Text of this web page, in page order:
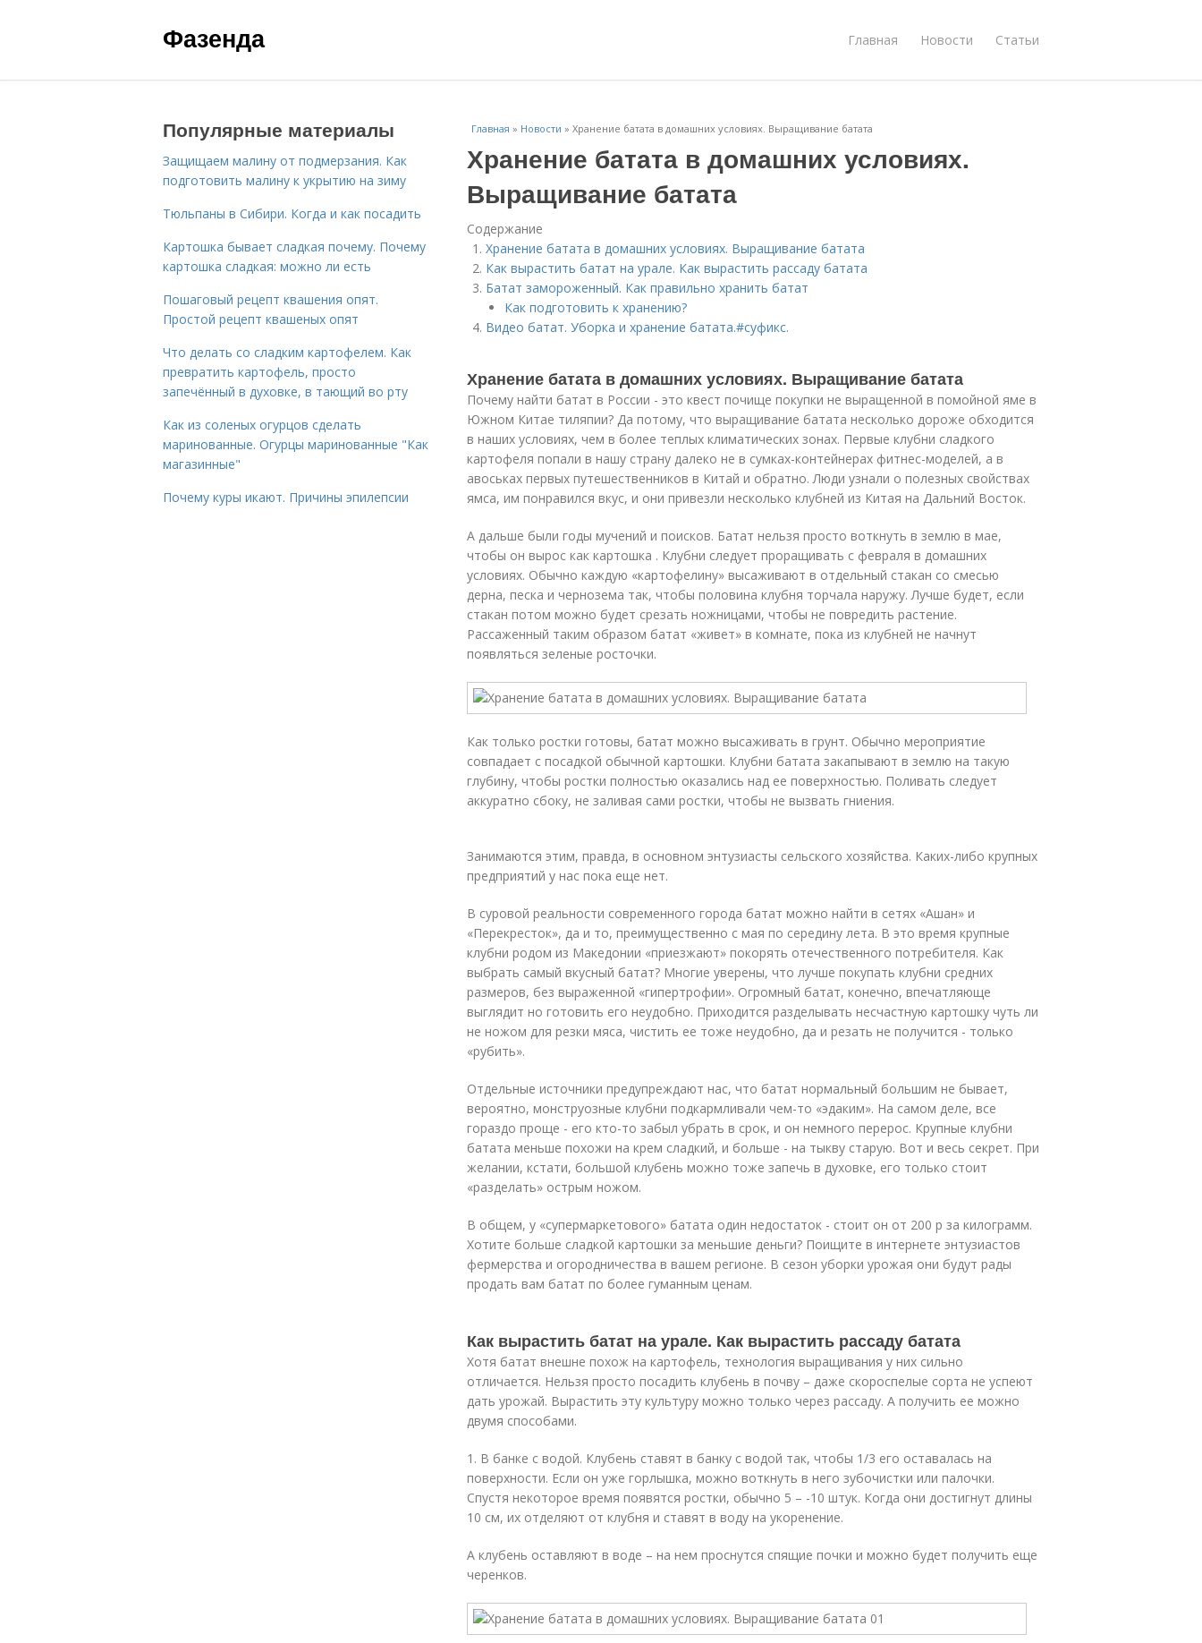
Фазенда Главная Новости Статьи
Главная » Новости » Хранение батата в домашних условиях. Выращивание батата
Хранение батата в домашних условиях.
Выращивание батата
Содержание
Хранение батата в домашних условиях. Выращивание батата
Как вырастить батат на урале. Как вырастить рассаду батата
Батат замороженный. Как правильно хранить батат
Как подготовить к хранению?
Видео батат. Уборка и хранение батата.#суфикс.
Хранение батата в домашних условиях. Выращивание батата
Почему найти батат в России - это квест почище покупки не выращенной в помойной яме в
Южном Китае тиляпии? Да потому, что выращивание батата несколько дороже обходится
в наших условиях, чем в более теплых климатических зонах. Первые клубни сладкого
картофеля попали в нашу страну далеко не в сумках-контейнерах фитнес-моделей, а в
авоськах первых путешественников в Китай и обратно. Люди узнали о полезных свойствах
ямса, им понравился вкус, и они привезли несколько клубней из Китая на Дальний Восток.
А дальше были годы мучений и поисков. Батат нельзя просто воткнуть в землю в мае,
чтобы он вырос как картошка . Клубни следует проращивать с февраля в домашних
условиях. Обычно каждую «картофелину» высаживают в отдельный стакан со смесью
дерна, песка и чернозема так, чтобы половина клубня торчала наружу. Лучше будет, если
стакан потом можно будет срезать ножницами, чтобы не повредить растение.
Рассаженный таким образом батат «живет» в комнате, пока из клубней не начнут
появляться зеленые росточки.
Как только ростки готовы, батат можно высаживать в грунт. Обычно мероприятие
совпадает с посадкой обычной картошки. Клубни батата закапывают в землю на такую
глубину, чтобы ростки полностью оказались над ее поверхностью. Поливать следует
аккуратно сбоку, не заливая сами ростки, чтобы не вызвать гниения.
Занимаются этим, правда, в основном энтузиасты сельского хозяйства. Каких-либо крупных
предприятий у нас пока еще нет.
В суровой реальности современного города батат можно найти в сетях «Ашан» и
«Перекресток», да и то, преимущественно с мая по середину лета. В это время крупные
клубни родом из Македонии «приезжают» покорять отечественного потребителя. Как
выбрать самый вкусный батат? Многие уверены, что лучше покупать клубни средних
размеров, без выраженной «гипертрофии». Огромный батат, конечно, впечатляюще
выглядит но готовить его неудобно. Приходится разделывать несчастную картошку чуть ли
не ножом для резки мяса, чистить ее тоже неудобно, да и резать не получится - только
«рубить».
Отдельные источники предупреждают нас, что батат нормальный большим не бывает,
вероятно, монструозные клубни подкармливали чем-то «эдаким». На самом деле, все
гораздо проще - его кто-то забыл убрать в срок, и он немного перерос. Крупные клубни
батата меньше похожи на крем сладкий, и больше - на тыкву старую. Вот и весь секрет. При
желании, кстати, большой клубень можно тоже запечь в духовке, его только стоит
«разделать» острым ножом.
В общем, у «супермаркетового» батата один недостаток - стоит он от 200 р за килограмм.
Хотите больше сладкой картошки за меньшие деньги? Поищите в интернете энтузиастов
фермерства и огородничества в вашем регионе. В сезон уборки урожая они будут рады
продать вам батат по более гуманным ценам.
Как вырастить батат на урале. Как вырастить рассаду батата
Хотя батат внешне похож на картофель, технология выращивания у них сильно
отличается. Нельзя просто посадить клубень в почву – даже скороспелые сорта не успеют
дать урожай. Вырастить эту культуру можно только через рассаду. А получить ее можно
двумя способами.
1. В банке с водой. Клубень ставят в банку с водой так, чтобы 1/3 его оставалась на
поверхности. Если он уже горлышка, можно воткнуть в него зубочистки или палочки.
Спустя некоторое время появятся ростки, обычно 5 – -10 штук. Когда они достигнут длины
10 см, их отделяют от клубня и ставят в воду на укоренение.
А клубень оставляют в воде – на нем проснутся спящие почки и можно будет получить еще
черенков.
Популярные материалы
Защищаем малину от подмерзания. Как
подготовить малину к укрытию на зиму
Тюльпаны в Сибири. Когда и как посадить
Картошка бывает сладкая почему. Почему
картошка сладкая: можно ли есть
Пошаговый рецепт квашения опят.
Простой рецепт квашеных опят
Что делать со сладким картофелем. Как
превратить картофель, просто
запечённый в духовке, в тающий во рту
Как из соленых огурцов сделать
маринованные. Огурцы маринованные "Как
магазинные"
Почему куры икают. Причины эпилепсии